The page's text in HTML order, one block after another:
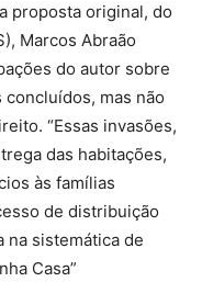
proposta original, do
Marcos Abraão
do autor sobre
mas não
“Essas invasões,
das habitações,
às famílias
de distribuição
na sistemática de
Casa”